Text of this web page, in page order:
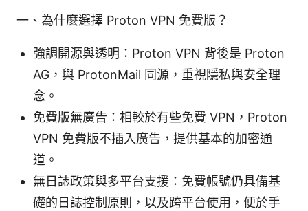
一、為什麼選擇 Proton VPN 免費版？
強調開源與透明：Proton VPN 背後是 Proton
AG，與 ProtonMail 同源，重視隱私與安全理
念。
免費版無廣告：相較於有些免費 VPN，Proton
VPN 免費版不插入廣告，提供基本的加密通
道。
無日誌政策與多平台支援：免費帳號仍具備基
礎的日誌控制原則，以及跨平台使用，便於手